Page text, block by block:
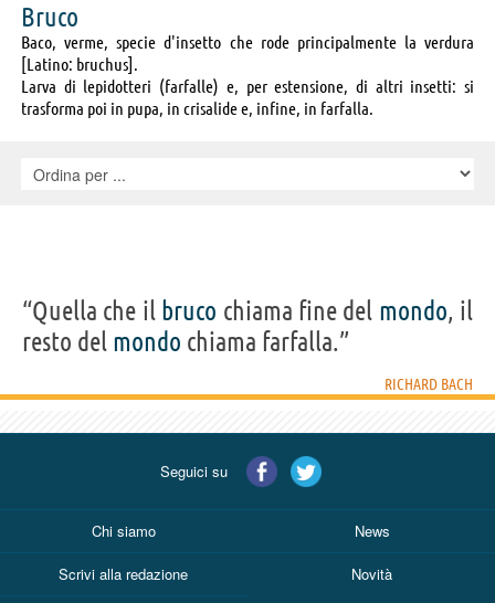
Bruco
Baco, verme, specie d'insetto che rode principalmente la verdura
[Latino: bruchus].
Larva di lepidotteri (farfalle) e, per estensione, di altri insetti: si
trasforma poi in pupa, in crisalide e, infine, in farfalla.
“Quella che il bruco chiama fine del mondo, il
resto del mondo chiama farfalla.”
RICHARD BACH
Seguici su
Chi siamo News
Scrivi alla redazione Novità